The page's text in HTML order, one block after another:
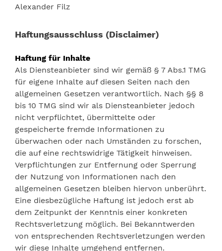
Alexander Filz
Haftungsausschluss (Disclaimer)
Haftung für Inhalte
Als Diensteanbieter sind wir gemäß § 7 Abs.1 TMG
für eigene Inhalte auf diesen Seiten nach den
allgemeinen Gesetzen verantwortlich. Nach §§ 8
bis 10 TMG sind wir als Diensteanbieter jedoch
nicht verpflichtet, übermittelte oder
gespeicherte fremde Informationen zu
überwachen oder nach Umständen zu forschen,
die auf eine rechtswidrige Tätigkeit hinweisen.
Verpflichtungen zur Entfernung oder Sperrung
der Nutzung von Informationen nach den
allgemeinen Gesetzen bleiben hiervon unberührt.
Eine diesbezügliche Haftung ist jedoch erst ab
dem Zeitpunkt der Kenntnis einer konkreten
Rechtsverletzung möglich. Bei Bekanntwerden
von entsprechenden Rechtsverletzungen werden
wir diese Inhalte umgehend entfernen.